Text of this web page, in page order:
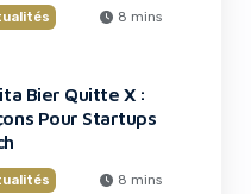
8 mins
Bier Quitte X :
Pour Startups
8 mins